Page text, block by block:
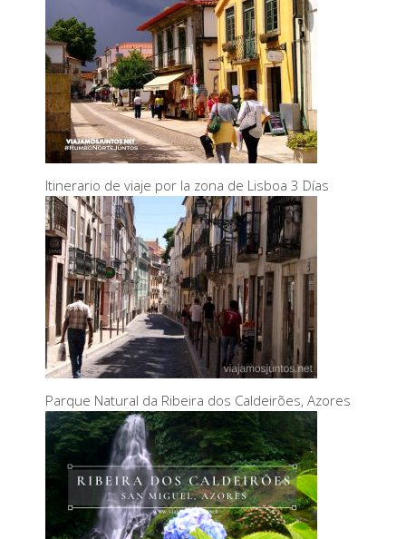
Itinerario de viaje por la zona de Lisboa 3 Días
Parque Natural da Ribeira dos Caldeirões, Azores